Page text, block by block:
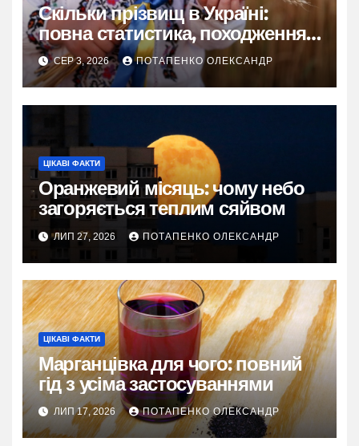
Скільки прізвищ в Україні:
повна статистика, походження
та живі історії
СЕР 3, 2026 ПОТАПЕНКО ОЛЕКСАНДР
ЦІКАВІ ФАКТИ
Оранжевий місяць: чому небо
загоряється теплим сяйвом
ЛИП 27, 2026 ПОТАПЕНКО ОЛЕКСАНДР
ЦІКАВІ ФАКТИ
Марганцівка для чого: повний
гід з усіма застосуваннями
ЛИП 17, 2026 ПОТАПЕНКО ОЛЕКСАНДР